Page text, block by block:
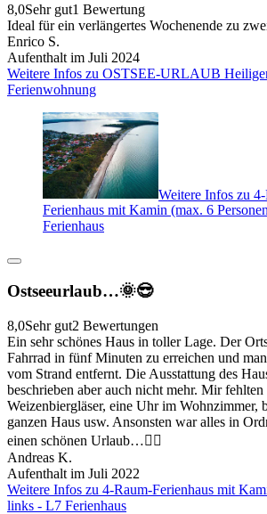
8,0Sehr gut1 Bewertung
Ideal für ein verlängertes Wochenende zu
Enrico S.
Aufenthalt im Juli 2024
Weitere Infos zu OSTSEE-URLAUB
Ferienwohnung
Weitere Infos zu
Ferienhaus mit Kamin (max. 6
Ferienhaus
Ostseeurlaub…🌞😎
8,0Sehr gut2 Bewertungen
Ein sehr schönes Haus in toller Lage. Der
Fahrrad in fünf Minuten zu erreichen und
vom Strand entfernt. Die Ausstattung des
beschrieben aber auch nicht mehr. Mir fehlten
Weizenbiergläser, eine Uhr im Wohnzimmer,
ganzen Haus usw. Ansonsten war alles in
einen schönen Urlaub…👍🏻
Andreas K.
Aufenthalt im Juli 2022
Weitere Infos zu 4-Raum-Ferienhaus mit
links - L7 Ferienhaus